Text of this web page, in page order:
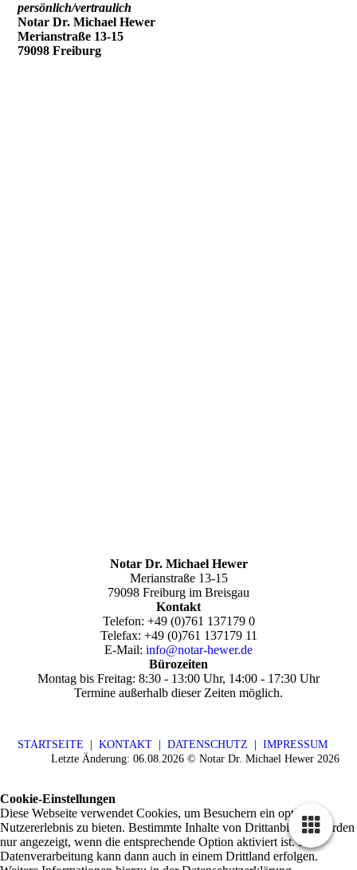
persönlich/vertraulich
Notar Dr. Michael Hewer
Merianstraße 13-15
79098 Freiburg
Notar Dr. Michael Hewer
Merianstraße 13-15
79098 Freiburg im Breisgau
Kontakt
Telefon: +49 (0)761 137179 0
Telefax: +49 (0)761 137179 11
E-Mail: info@notar-hewer.de
Bürozeiten
Montag bis Freitag: 8:30 - 13:00 Uhr, 14:00 - 17:30 Uhr
Termine außerhalb dieser Zeiten möglich.
STARTSEITE |KONTAKT |DATENSCHUTZ |IMPRESSUM
Letzte Änderung: 06.08.2026 © Notar Dr. Michael Hewer 2026
Cookie-Einstellungen
Diese Webseite verwendet Cookies, um Besuchern ein optimales
Nutzererlebnis zu bieten. Bestimmte Inhalte von Drittanbietern werden
nur angezeigt, wenn die entsprechende Option aktiviert ist. Die
Datenverarbeitung kann dann auch in einem Drittland erfolgen.